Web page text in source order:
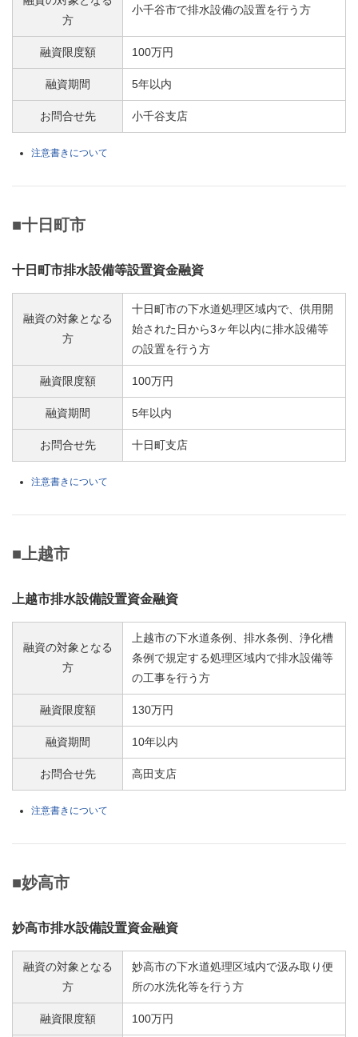
方
小千谷市で排水設備の設置を行う方
融資限度額 100万円
融資期間 5年以内
お問合せ先 小千谷支店
注意書きについて
■十日町市
十日町市排水設備等設置資金融資
融資の対象となる
方
十日町市の下水道処理区域内で、供用開
始された日から3ヶ年以内に排水設備等
の設置を行う方
融資限度額 100万円
融資期間 5年以内
お問合せ先 十日町支店
注意書きについて
■上越市
上越市排水設備設置資金融資
融資の対象となる
方
上越市の下水道条例、排水条例、浄化槽
条例で規定する処理区域内で排水設備等
の工事を行う方
融資限度額 130万円
融資期間 10年以内
お問合せ先 高田支店
注意書きについて
■妙高市
妙高市排水設備設置資金融資
融資の対象となる
方
妙高市の下水道処理区域内で汲み取り便
所の水洗化等を行う方
融資限度額 100万円